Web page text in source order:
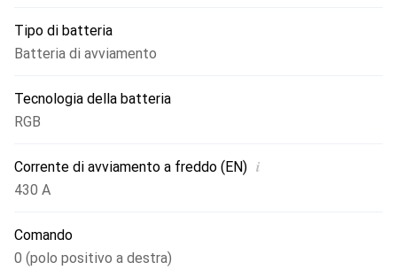
Tipo di batteria
Batteria di avviamento
Tecnologia della batteria
RGB
Corrente di avviamento a freddo (EN) i
430 A
Comando
0 (polo positivo a destra)